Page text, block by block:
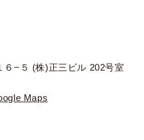
６−５ (株)正三ビル 202号室
Maps